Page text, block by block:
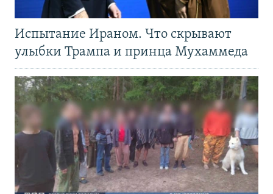
Испытание Ираном. Что скрывают
улыбки Трампа и принца Мухаммеда